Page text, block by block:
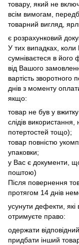
товару, який не
всім вимогам,
товарний вигляд,
є розрахунковий
У тих випадках,
сумніваєтеся в його
від Вашого
вартість
днів з моменту
якщо:
товар не був у
слідів
потертостей тощо);
товар повністю
упаковки;
у Вас є документи,
поштою)
Після повернення
протягом 14 днів
усунути дефекти,
отримуєте право:
одержати
придбати інший